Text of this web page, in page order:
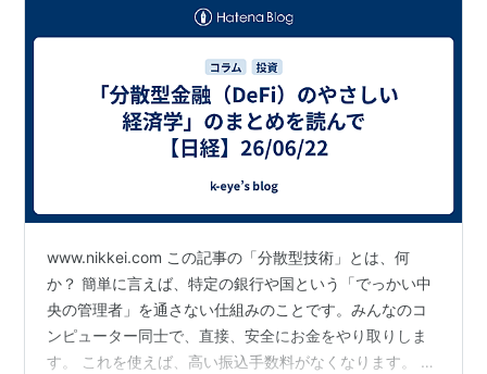
www.nikkei.com この記事の「分散型技術」とは、何
か？ 簡単に言えば、特定の銀行や国という「でっかい中
央の管理者」を通さない仕組みのことです。みんなのコ
ンピューター同士で、直接、安全にお金をやり取りしま
す。 これを使えば、高い振込手数料がなくなります。 夜